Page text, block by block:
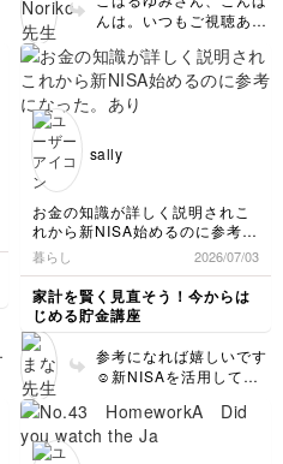
もあります。
Live配信でここ数回楽しませて
いただいているListening
Test！
耳を凝らして聴いています😆
私の希望は2回とも速度を落と
さないパターンで挑戦したいで
す！みなさんの希望はどうか
な？
とにかく耳慣れと発声に取り組
みます！
ここ最近、映画やTVの影響で
Michaelに触れる事が多かった
のですが、『thriller』のthは以
前教えていただいた発声（舌先
を少し噛む感じ）にすると「ス
リラー」でなく「ティラー」と
言えますね笑
の文ですが、are複数形
なのでplaceをplacesに
変えましょう。それか
ら、「’あなたの’勧める
場所はどこですか？」と
いうことで、…your
places…つまり、What
to visit in Tunisia?とさ
れればいいと思います。
(2)その次の文もfor以下
を複数に、つまりIt’s
famous for beautiful
blue-and-white
…for a beautiful…のよ
うにaをつけて単数形に
されてもOKです。 リス
ニング、活用してくださ
っていて嬉しいです！率
living room. Because I'm
knitting.
B This one is very popular.
長時間座っても快適な椅子を探
している設定にしてみました。
「編み物をしているので」と説
明するために、becauseを付け
ましたが、不要でしょうか？
また、I'd like～に接続詞を付け
て一文にした方がすっきりする
でしょうか？
写真は、5年前にIKEAで購入し
たランチョンマットです。
引っ越してからは近くにないの
で、行く機会はないですが、姿
勢よく座れて疲れない椅子があ
るなら購入したいです。
んは。いつもご視聴あり
て修正のアドバイスです
が、 (1)…a
comfortableの直後に
るための代名詞です。
の」というところはなる
べく変えない路線で行く
と、sittingの後にonを入
れてください。sit on a
chairという風に、sitは
(自動詞なので)onを伴い
ます。バリエーションと
しては、より自然な言い
方としていわゆるto不定
詞で…a comfortable
one to sit on for a long
time for…がオススメで
す。 (3)会話の中であれ
sally
お金の知識が詳しく説明されこ
れから新NISA始めるのに参考に
なった。ありがとうございまし
た。
暮らし 2026/07/03
家計を賢く見直そう！今からは
じめる貯金講座
参考になれば嬉しいです
☺️新NISAを活用して、
う✨